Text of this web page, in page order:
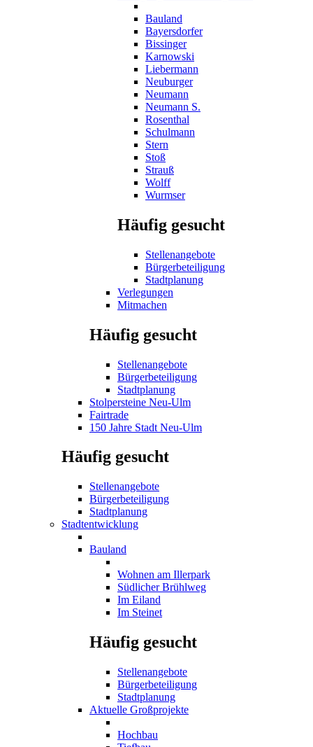
Bauland
Bayersdorfer
Bissinger
Karnowski
Liebermann
Neuburger
Neumann
Neumann S.
Rosenthal
Schulmann
Stern
Stoß
Strauß
Wolff
Wurmser
Häufig gesucht
Stellenangebote
Bürgerbeteiligung
Stadtplanung
Verlegungen
Mitmachen
Häufig gesucht
Stellenangebote
Bürgerbeteiligung
Stadtplanung
Stolpersteine Neu-Ulm
Fairtrade
150 Jahre Stadt Neu-Ulm
Häufig gesucht
Stellenangebote
Bürgerbeteiligung
Stadtplanung
Stadtentwicklung
Bauland
Wohnen am Illerpark
Südlicher Brühlweg
Im Eiland
Im Steinet
Häufig gesucht
Stellenangebote
Bürgerbeteiligung
Stadtplanung
Aktuelle Großprojekte
Hochbau